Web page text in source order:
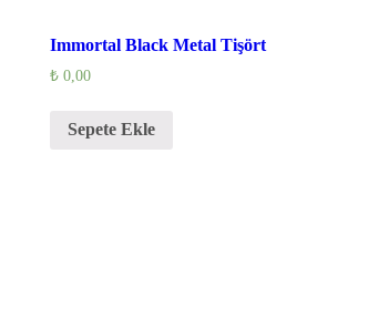
Immortal Black Metal Tişört
₺0,00
Sepete Ekle